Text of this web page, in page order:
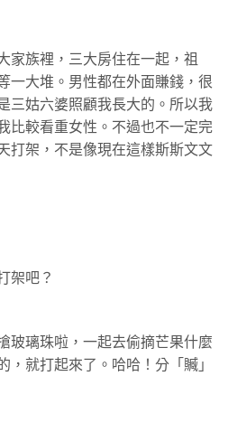
族裡，三大房住在一起，祖
一大堆。男性都在外面賺錢，很
三姑六婆照顧我長大的。所以我
比較看重女性。不過也不一定完
打架，不是像現在這樣斯斯文文
吧？
璃珠啦，一起去偷摘芒果什麼
，就打起來了。哈哈！分「贓」